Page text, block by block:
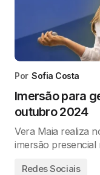
Por Sofia Costa
Imersão para
outubro 2024
Vera Maia realiza
imersão
Redes Sociais